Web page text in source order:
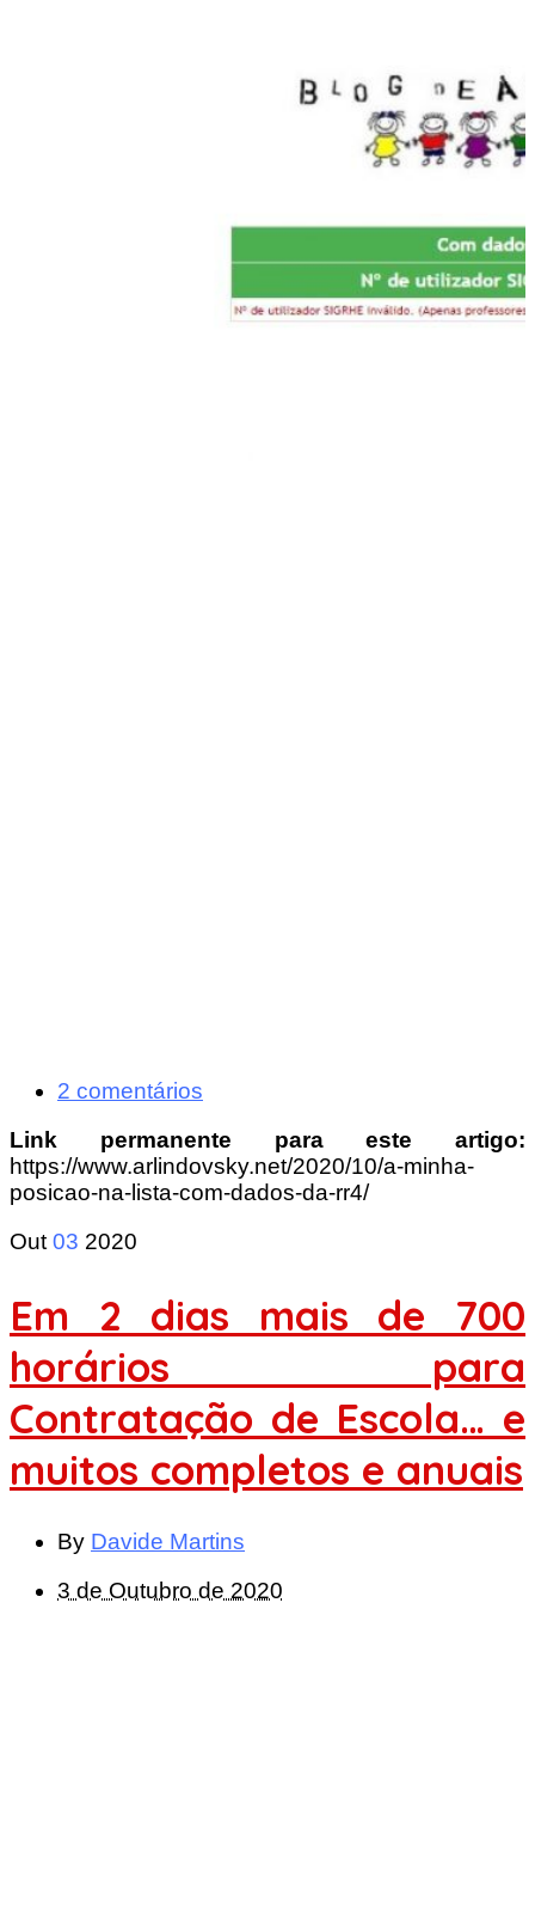
2 comentários
Link permanente para este artigo:
https://www.arlindovsky.net/2020/10/a-minha-
posicao-na-lista-com-dados-da-rr4/
Out 03 2020
Em 2 dias mais de 700
horários para
Contratação de Escola… e
muitos completos e anuais
By Davide Martins
3 de Outubro de 2020